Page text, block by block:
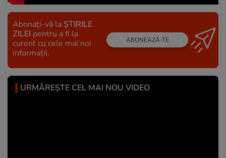
Abonați-vă la ȘTIRILE
ZILEI pentru a fi la
curent cu cele mai noi
informații.
ABONEAZĂ-TE
URMĂREȘTE CEL MAI NOU VIDEO